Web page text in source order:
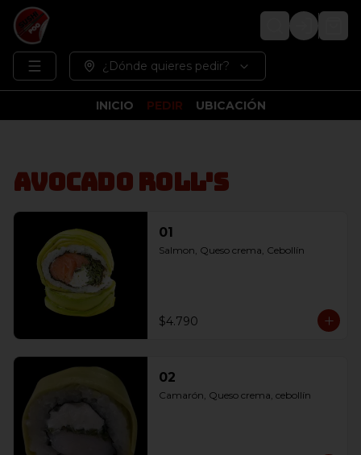
Login
¿Dónde quieres pedir?
INICIO PEDIR UBICACIÓN
Avocado Roll's
01
Salmon, Queso crema, Cebollín
$4.790
02
Camarón, Queso crema, cebollín